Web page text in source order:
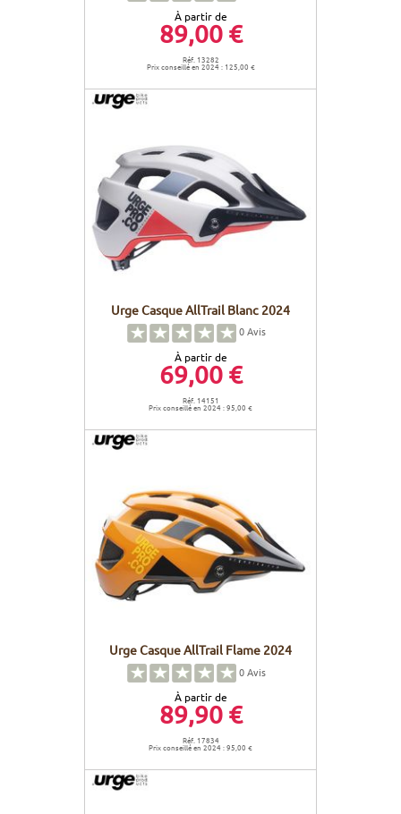
À partir de
89,00 €
Réf. 13282
Prix conseillé en 2024 : 125,00 €
Urge Casque AllTrail Blanc 2024
0Avis
À partir de
69,00 €
Réf. 14151
Prix conseillé en 2024 : 95,00 €
Urge Casque AllTrail Flame 2024
0Avis
À partir de
89,90 €
Réf. 17834
Prix conseillé en 2024 : 95,00 €